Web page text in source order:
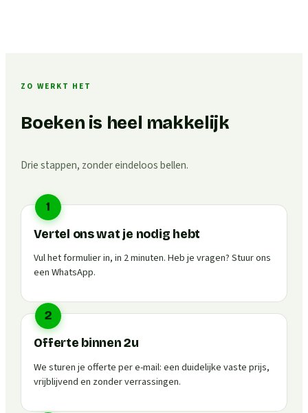
ZO WERKT HET
Boeken is heel makkelijk
Drie stappen, zonder eindeloos bellen.
1
Vertel ons wat je nodig hebt
Vul het formulier in, in 2 minuten. Heb je vragen? Stuur ons
een WhatsApp.
2
Offerte binnen 2u
We sturen je offerte per e-mail: een duidelijke vaste prijs,
vrijblijvend en zonder verrassingen.